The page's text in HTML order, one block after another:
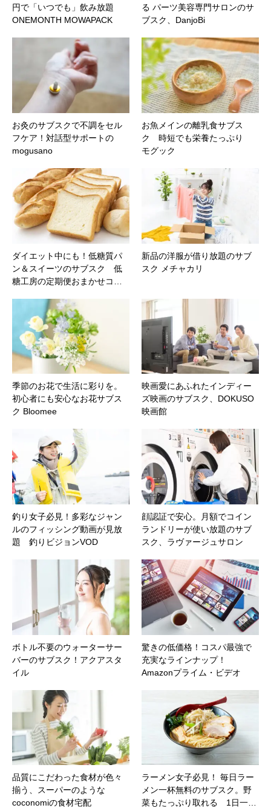
円で「いつでも」飲み放題
ONEMONTH MOWAPACK
る パーツ美容専門サロンのサ
ブスク、DanjoBi
お灸のサブスクで不調をセル
フケア！対話型サポートの
mogusano
お魚メインの離乳食サブス
ク 時短でも栄養たっぷり
モグック
ダイエット中にも！低糖質パ
ン＆スイーツのサブスク 低
糖工房の定期便おまかせコ…
新品の洋服が借り放題のサブ
スク メチャカリ
季節のお花で生活に彩りを。
初心者にも安心なお花サブス
ク Bloomee
映画愛にあふれたインディー
ズ映画のサブスク、DOKUSO
映画館
釣り女子必見！多彩なジャン
ルのフィッシング動画が見放
題 釣りビジョンVOD
顔認証で安心。月額でコイン
ランドリーが使い放題のサブ
スク、ラヴァージュサロン
ボトル不要のウォーターサー
バーのサブスク！アクアスタ
イル
驚きの低価格！コスパ最強で
充実なラインナップ！
Amazonプライム・ビデオ
品質にこだわった食材が色々
揃う、スーパーのような
coconomiの食材宅配
ラーメン女子必見！ 毎日ラー
メン一杯無料のサブスク。野
菜もたっぷり取れる 1日一…